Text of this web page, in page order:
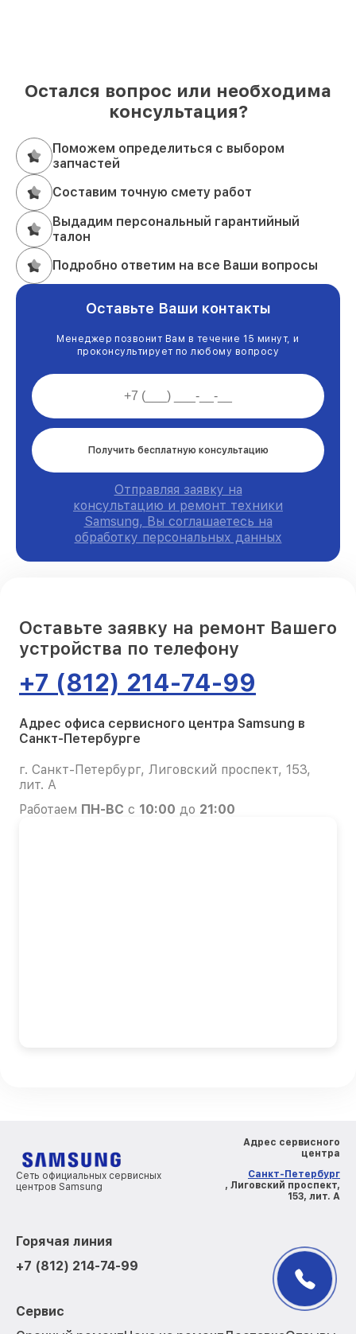
Остался вопрос или необходима
консультация?
Поможем определиться с выбором
запчастей
Составим точную смету работ
Выдадим персональный гарантийный
талон
Подробно ответим на все Ваши вопросы
Оставьте Ваши контакты
Менеджер позвонит Вам в течение 15 минут, и
проконсультирует по любому вопросу
Получить бесплатную консультацию
Отправляя заявку на
консультацию и ремонт техники
Samsung, Вы соглашаетесь на
обработку персональных данных
Оставьте заявку на ремонт Вашего
устройства по телефону
+7 (812) 214-74-99
Адрес офиса сервисного центра Samsung в
Санкт-Петербурге
г. Санкт-Петербург, Лиговский проспект, 153,
лит. А
Работаем ПН-ВС с 10:00 до 21:00
Сеть официальных сервисных
центров Samsung
Адрес сервисного
центра
Санкт-Петербург
, Лиговский проспект,
153, лит. А
Горячая линия
+7 (812) 214-74-99
Сервис